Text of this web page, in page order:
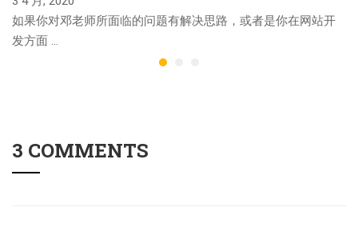
如果你对邓老师所面临的问题有解决思路，或者是你在网站开
发方面 …
3 COMMENTS